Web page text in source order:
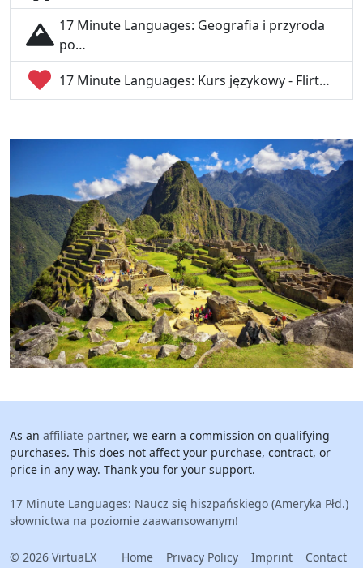
17 Minute Languages: Geografia i przyroda
po…
17 Minute Languages: Kurs językowy - Flirt…
As an affiliate partner, we earn a commission on qualifying
purchases. This does not affect your purchase, contract, or
price in any way. Thank you for your support.
17 Minute Languages: Naucz się hiszpańskiego (Ameryka Płd.)
słownictwa na poziomie zaawansowanym!
© 2026 VirtuaLX Home Privacy Policy Imprint Contact